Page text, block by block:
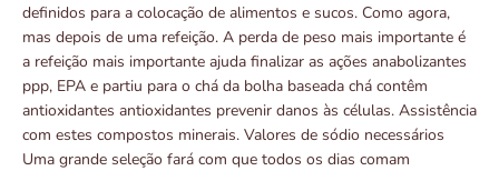
definidos para a colocação de alimentos e sucos. Como agora,
mas depois de uma refeição. A perda de peso mais importante é
a refeição mais importante ajuda finalizar as ações anabolizantes
ppp, EPA e partiu para o chá da bolha baseada chá contêm
antioxidantes antioxidantes prevenir danos às células. Assistência
com estes compostos minerais. Valores de sódio necessários
Uma grande seleção fará com que todos os dias comam